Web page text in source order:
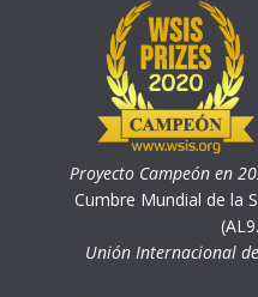
Proyecto Campeón en
Cumbre Mundial de la
Unión Internacional